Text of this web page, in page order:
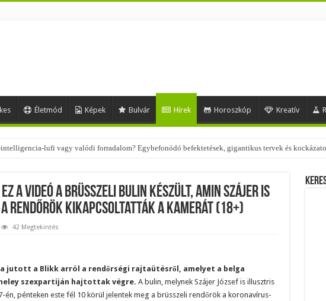
Életmód Képek Bulvár Hírek Horoszkóp Kreatív
is trendik – nézd meg, milyen stílusokhoz illenek!
a videó a brüsszeli bulin készült, amin Szájer is
rendőrök kikapcsoltatták a kamerát (18+)
42 Megtekintés
jutott a Blikk arról a rendőrségi rajtaütésről, amelyet a belga
szexpartiján hajtottak végre. A bulin, melynek Szájer József is illusztris
én, pénteken este fél 10 körül jelentek meg a brüsszeli rendőrök a koronavírus-